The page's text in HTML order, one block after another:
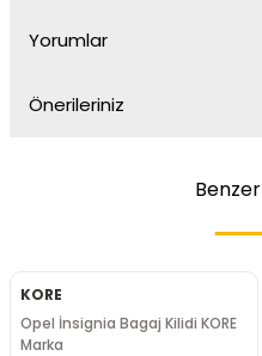
Yorumlar
Önerileriniz
Benzer
KORE
Opel İnsignia Bagaj Kilidi KORE
Marka